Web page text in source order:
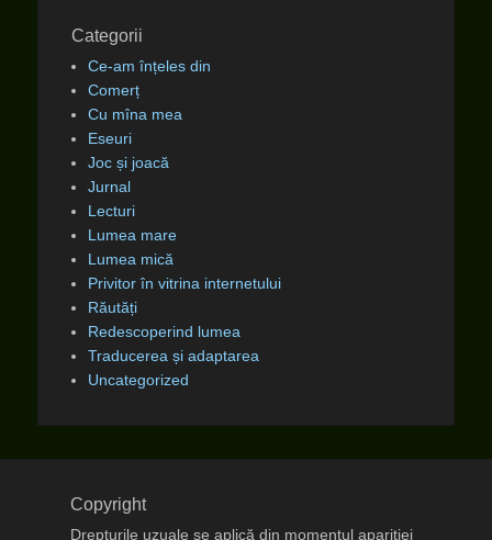
Categorii
Ce-am înțeles din
Comerț
Cu mîna mea
Eseuri
Joc și joacă
Jurnal
Lecturi
Lumea mare
Lumea mică
Privitor în vitrina internetului
Răutăți
Redescoperind lumea
Traducerea și adaptarea
Uncategorized
Copyright
Drepturile uzuale se aplică din momentul apariţiei